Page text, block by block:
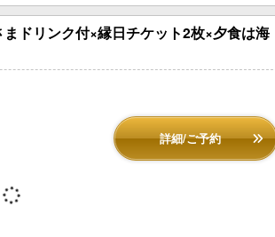
ドリンク付×縁日チケット2枚×夕食は海
詳細/ご予約